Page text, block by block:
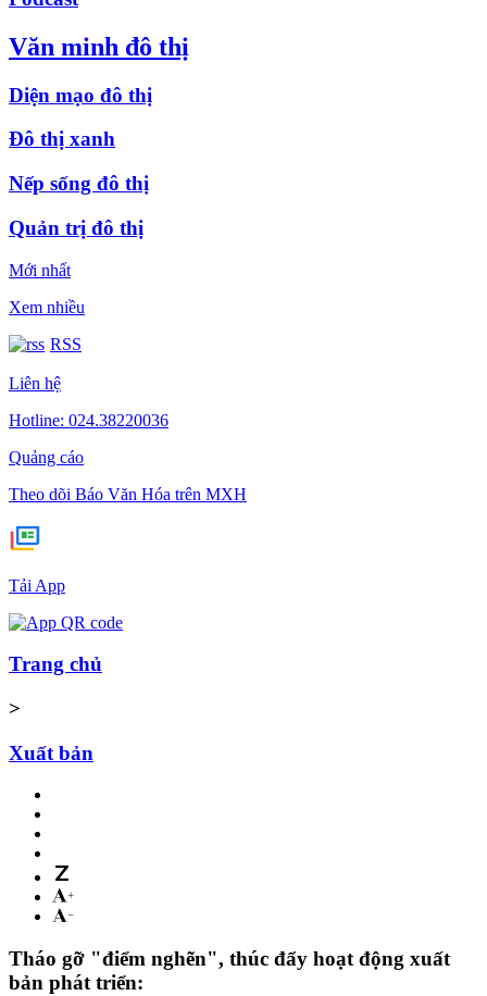
Văn minh đô thị
Diện mạo đô thị
Đô thị xanh
Nếp sống đô thị
Quản trị đô thị
Mới nhất
Xem nhiều
RSS
Liên hệ
Hotline: 024.38220036
Quảng cáo
Theo dõi Báo Văn Hóa trên MXH
Tải App
Trang chủ
>
Xuất bản
Tháo gỡ "điểm nghẽn", thúc đẩy hoạt động xuất
bản phát triển: